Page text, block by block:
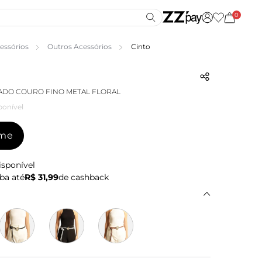
0
Outros Acessórios Cinto
COURO FINO METAL FLORAL
atéR$ 31,99de cashback